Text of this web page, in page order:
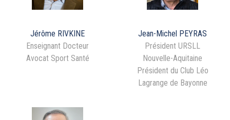
Jérôme RIVKINE
Enseignant Docteur
Avocat Sport Santé
Jean-Michel PEYRAS
Président URSLL
Nouvelle-Aquitaine
Président du Club Léo
Lagrange de Bayonne